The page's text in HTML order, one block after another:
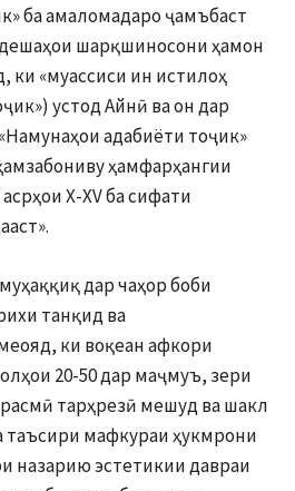
ба амаломадаро ҷамъбаст
шарқшиносони ҳамон
ки «муассиси ин истилоҳ
устод Айнӣ ва он дар
адабиёти тоҷик»
ҳамфарҳангии
X-XV ба сифати
дар чаҳор боби
танқид ва
ки воқеан афкори
20-50 дар маҷмуъ, зери
тарҳрезӣ мешуд ва шакл
таъсири мафкураи ҳукмрони
назарию эстетикии давраи